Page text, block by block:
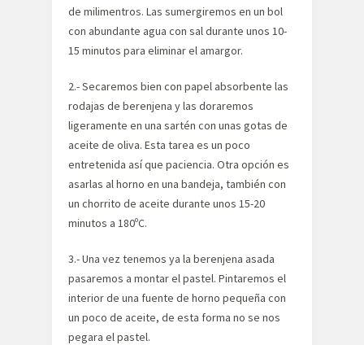
de milimentros. Las sumergiremos en un bol
con abundante agua con sal durante unos 10-
15 minutos para eliminar el amargor.
2.- Secaremos bien con papel absorbente las
rodajas de berenjena y las doraremos
ligeramente en una sartén con unas gotas de
aceite de oliva. Esta tarea es un poco
entretenida así que paciencia. Otra opción es
asarlas al horno en una bandeja, también con
un chorrito de aceite durante unos 15-20
minutos a 180ºC.
3.- Una vez tenemos ya la berenjena asada
pasaremos a montar el pastel. Pintaremos el
interior de una fuente de horno pequeña con
un poco de aceite, de esta forma no se nos
pegara el pastel.